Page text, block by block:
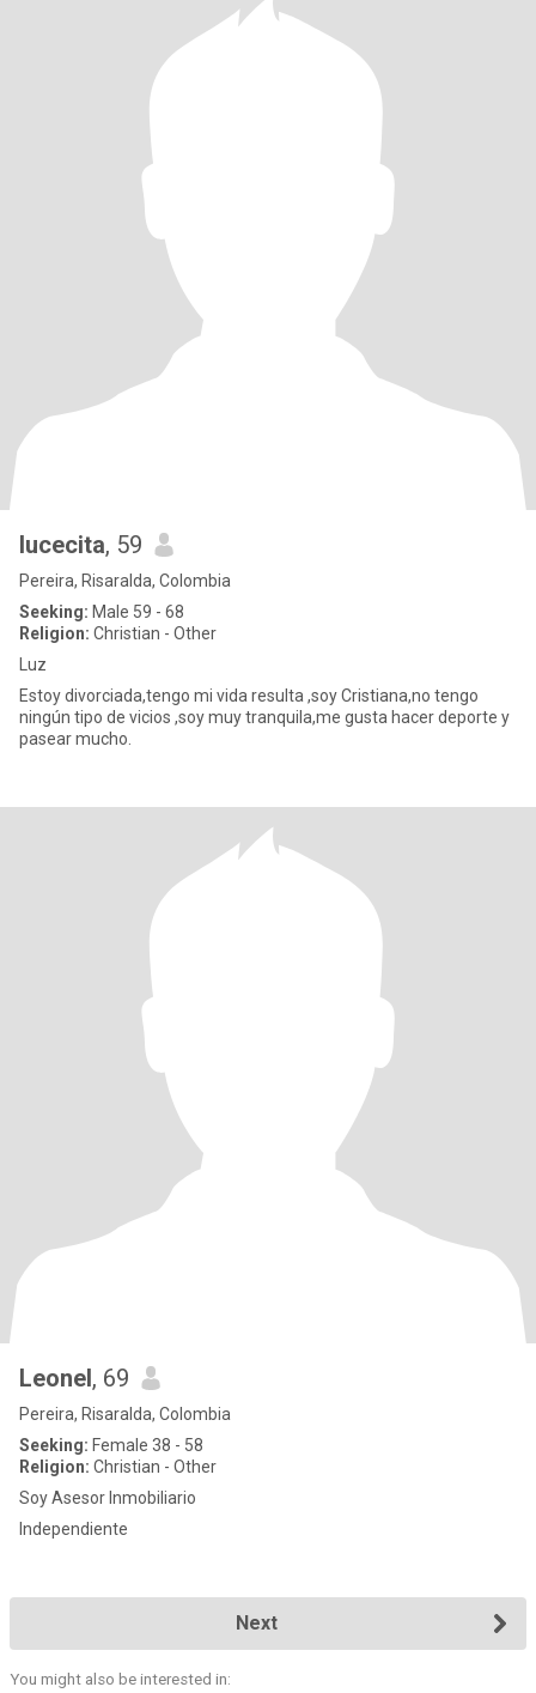
lucecita, 59
Pereira, Risaralda, Colombia
Seeking: Male 59 - 68
Religion: Christian - Other
Luz
Estoy divorciada,tengo mi vida resulta ,soy Cristiana,no tengo
ningún tipo de vicios ,soy muy tranquila,me gusta hacer deporte y
pasear mucho.
Leonel, 69
Pereira, Risaralda, Colombia
Seeking: Female 38 - 58
Religion: Christian - Other
Soy Asesor Inmobiliario
Independiente
Next
You might also be interested in: